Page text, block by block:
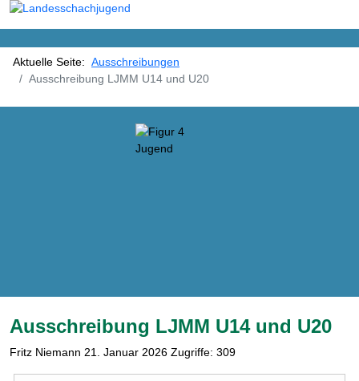
Aktuelle Seite: Ausschreibungen
Ausschreibung LJMM U14 und U20
Ausschreibung LJMM U14 und U20
Fritz Niemann 21. Januar 2026 Zugriffe: 309